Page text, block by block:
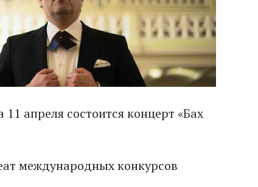
апреля состоится концерт «Бах
международных конкурсов